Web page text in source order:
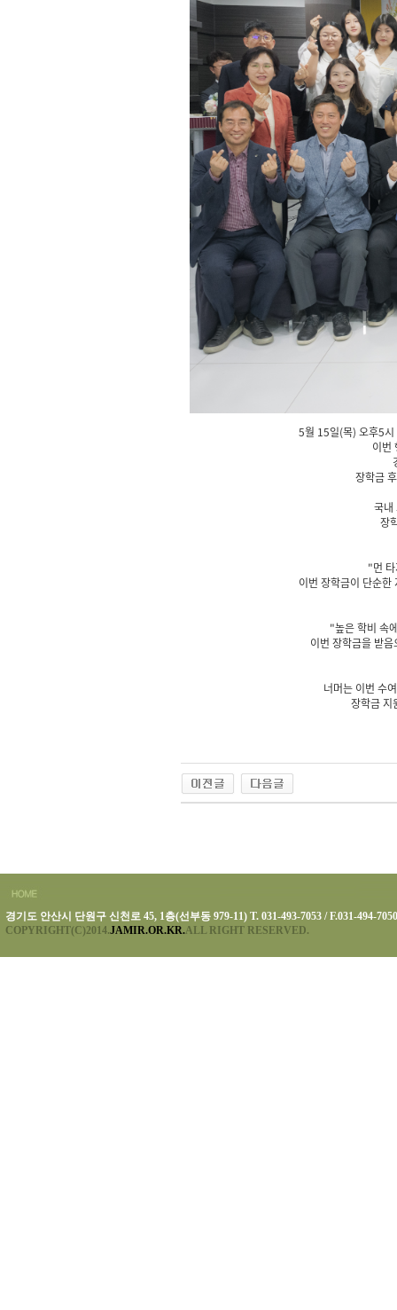
5월 15일(목) 오후5시
이번
장학금
국내
장
"먼
이번 장학금이 단순
"높은 학비 속
이번 장학금을 받
너머는 이번 수
장학금 지
경기도 안산시 단원구 신천로 45, 1층(선부동 979-11) T. 031-493-7053 / F.031-494-7050
COPYRIGHT(C)2014.JAMIR.OR.KR.ALL RIGHT RESERVED.